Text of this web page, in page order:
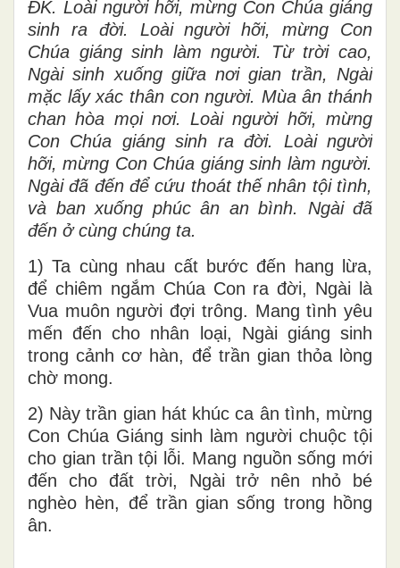
ĐK. Loài người hỡi, mừng Con Chúa giáng
sinh ra đời. Loài người hỡi, mừng Con
Chúa giáng sinh làm người. Từ trời cao,
Ngài sinh xuống giữa nơi gian trần, Ngài
mặc lấy xác thân con người. Mùa ân thánh
chan hòa mọi nơi. Loài người hỡi, mừng
Con Chúa giáng sinh ra đời. Loài người
hỡi, mừng Con Chúa giáng sinh làm người.
Ngài đã đến để cứu thoát thế nhân tội tình,
và ban xuống phúc ân an bình. Ngài đã
đến ở cùng chúng ta.
1) Ta cùng nhau cất bước đến hang lừa,
để chiêm ngắm Chúa Con ra đời, Ngài là
Vua muôn người đợi trông. Mang tình yêu
mến đến cho nhân loại, Ngài giáng sinh
trong cảnh cơ hàn, để trần gian thỏa lòng
chờ mong.
2) Này trần gian hát khúc ca ân tình, mừng
Con Chúa Giáng sinh làm người chuộc tội
cho gian trần tội lỗi. Mang nguồn sống mới
đến cho đất trời, Ngài trở nên nhỏ bé
nghèo hèn, để trần gian sống trong hồng
ân.